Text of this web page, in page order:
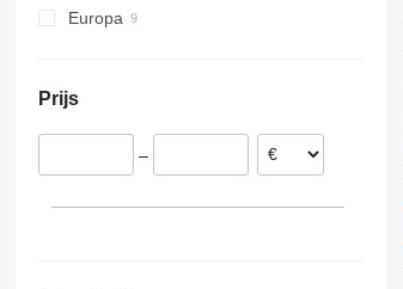
325
336
Europa
Prijs
–